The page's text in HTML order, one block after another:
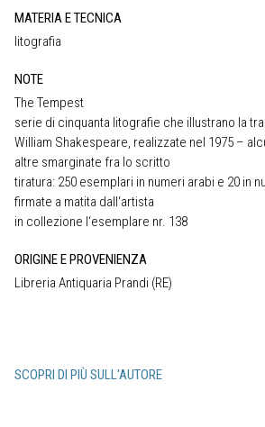
MATERIA E TECNICA
litografia
NOTE
The Tempest
serie di cinquanta litografie che illustrano la
William Shakespeare, realizzate nel 1975 –
altre smarginate fra lo scritto
tiratura: 250 esemplari in numeri arabi e 20 in
firmate a matita dall‘artista
in collezione l‘esemplare nr. 138
ORIGINE E PROVENIENZA
Libreria Antiquaria Prandi (RE)
SCOPRI DI PIÙ SULL'AUTORE